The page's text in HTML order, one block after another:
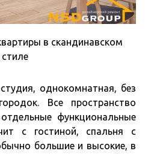
в скандинавском
стиле
однокомнатная, без
Все пространство
функциональные
с гостиной, спальня с
большие и высокие, в